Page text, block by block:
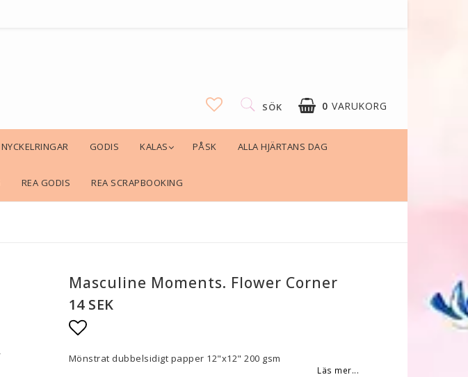
0 VARUKORG
SÖK
NYCKELRINGAR GODIS KALAS PÅSK ALLA HJÄRTANS DAG
REA GODIS REA SCRAPBOOKING
Masculine Moments. Flower Corner
14 SEK
Lägg till i favoritlistan
Mönstrat dubbelsidigt papper 12"x12" 200 gsm
Läs mer...